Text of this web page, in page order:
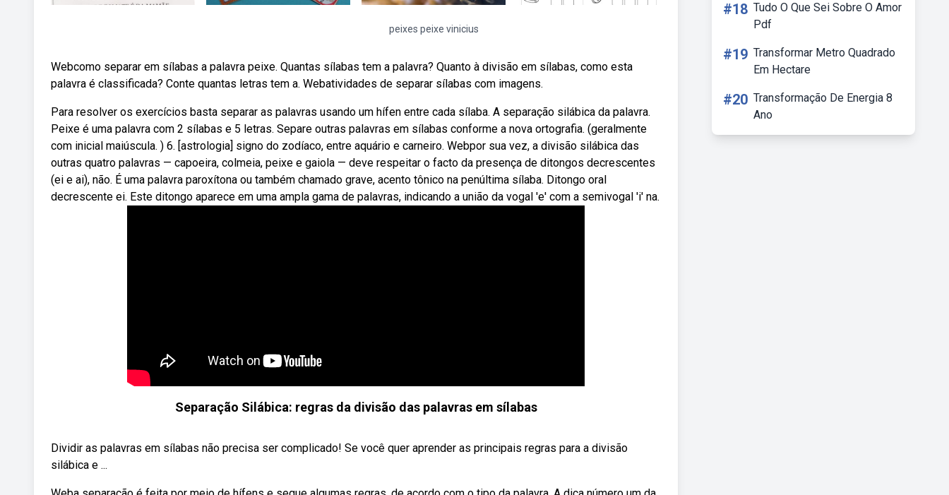
peixes peixe vinicius
Webcomo separar em sílabas a palavra peixe. Quantas sílabas tem a palavra? Quanto à divisão em sílabas, como esta
palavra é classificada? Conte quantas letras tem a. Webatividades de separar sílabas com imagens.
Para resolver os exercícios basta separar as palavras usando um hífen entre cada sílaba. A separação silábica da palavra.
Peixe é uma palavra com 2 sílabas e 5 letras. Separe outras palavras em sílabas conforme a nova ortografia. (geralmente
com inicial maiúscula. ) 6. [astrologia] signo do zodíaco, entre aquário e carneiro. Webpor sua vez, a divisão silábica das
outras quatro palavras — capoeira, colmeia, peixe e gaiola — deve respeitar o facto da presença de ditongos decrescentes
(ei e ai), não. É uma palavra paroxítona ou também chamado grave, acento tônico na penúltima sílaba. Ditongo oral
decrescente ei. Este ditongo aparece em uma ampla gama de palavras, indicando a união da vogal 'e' com a semivogal 'i' na.
Separação Silábica: regras da divisão das palavras em sílabas
Dividir as palavras em sílabas não precisa ser complicado! Se você quer aprender as principais regras para a divisão
silábica e ...
#18 Tudo O Que Sei Sobre O Amor
Pdf
#19 Transformar Metro Quadrado
Em Hectare
#20 Transformação De Energia 8
Ano